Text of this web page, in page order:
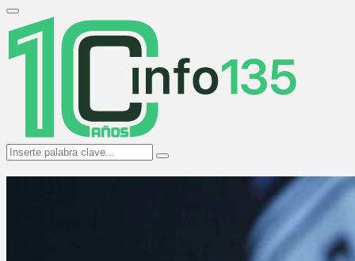
Primary
Menu
Search
for:
Search